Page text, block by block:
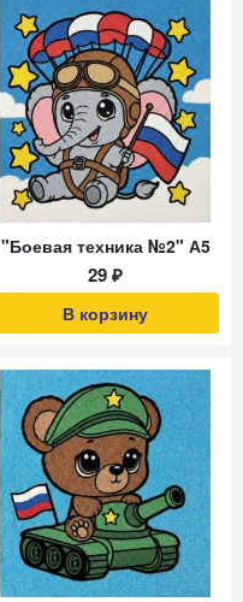
"Боевая техника №2" А5
29 ₽
В корзину